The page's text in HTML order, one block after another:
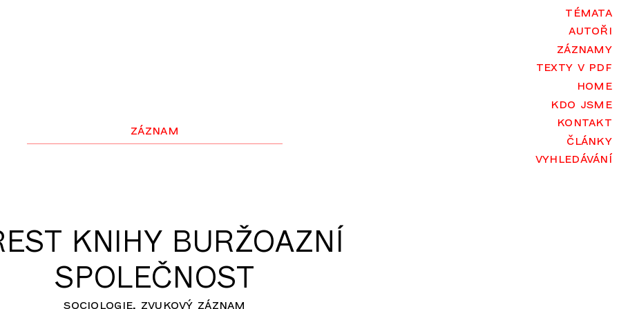
témata
autoři
záznamy
texty v pdf
home
kdo jsme
kontakt
články
vyhledávání
záznam
KNIHY BURŽOAZNÍ
SPOLEČNOST
sociologie zvukový záznam